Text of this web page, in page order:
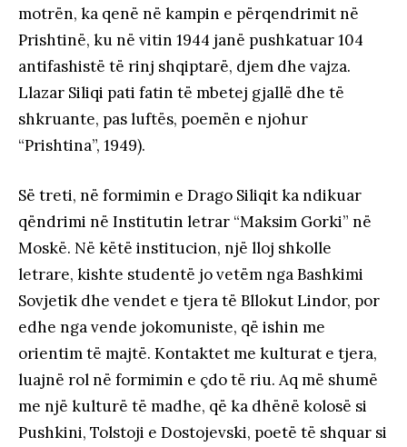
motrën, ka qenë në kampin e përqendrimit në
Prishtinë, ku në vitin 1944 janë pushkatuar 104
antifashistë të rinj shqiptarë, djem dhe vajza.
Llazar Siliqi pati fatin të mbetej gjallë dhe të
shkruante, pas luftës, poemën e njohur
“Prishtina”, 1949).
Së treti, në formimin e Drago Siliqit ka ndikuar
qëndrimi në Institutin letrar “Maksim Gorki” në
Moskë. Në këtë institucion, një lloj shkolle
letrare, kishte studentë jo vetëm nga Bashkimi
Sovjetik dhe vendet e tjera të Bllokut Lindor, por
edhe nga vende jokomuniste, që ishin me
orientim të majtë. Kontaktet me kulturat e tjera,
luajnë rol në formimin e çdo të riu. Aq më shumë
me një kulturë të madhe, që ka dhënë kolosë si
Pushkini, Tolstoji e Dostojevski, poetë të shquar si